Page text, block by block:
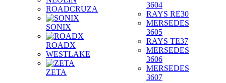
ROADCRUZA
SONIX
ROADX
WESTLAKE
ZETA
3604
RAYS RE30
MERSEDES
3605
RAYS TE37
MERSEDES
3606
MERSEDES
3607